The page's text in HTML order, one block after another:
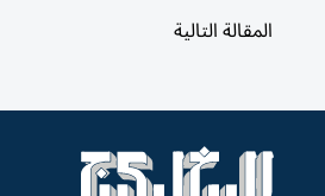
المقالة التالية